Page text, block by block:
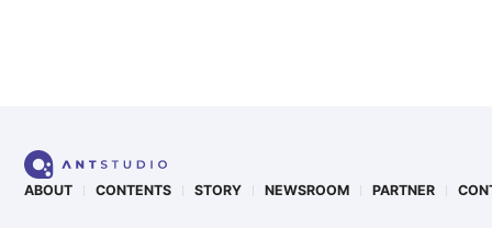
ABOUT CONTENTS STORY NEWSROOM PARTNER